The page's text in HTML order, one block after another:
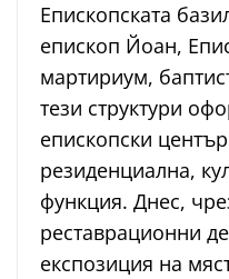
Епископската
епископ Йоан,
мартириум,
тези структури
епископски
резиденциална,
функция. Днес,
реставрационни
експозиция на